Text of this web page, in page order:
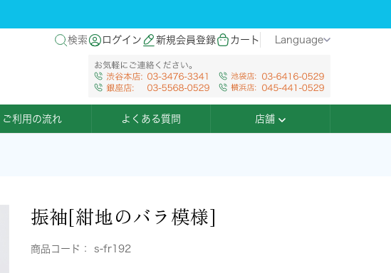
検索 ログイン 新規会員登録 カート Language
ご利用の流れ よくある質問 店舗
振袖[紺地のバラ模様]
商品コード： s-fr192